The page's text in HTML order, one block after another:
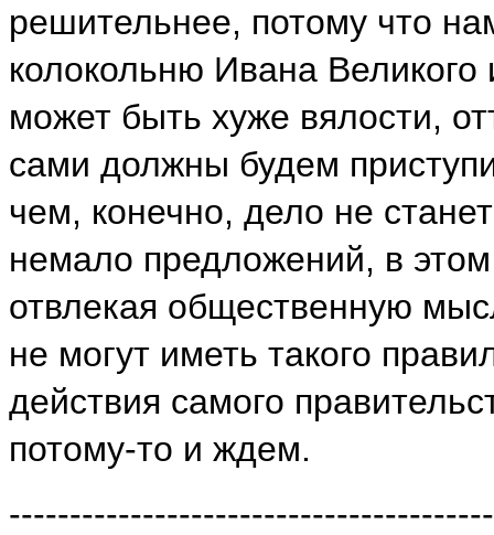
решительнее, потому что
колокольню Ивана
может быть хуже вялости,
сами должны будем
чем, конечно, дело не
немало предложений, в
отвлекая общественную
не могут иметь такого
действия самого
потому-то и ждем.